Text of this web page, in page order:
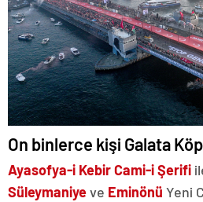
On binlerce kişi Galata
Ayasofya-i Kebir Cami-i Şerifi
Süleymaniyeve Eminönü Yeni